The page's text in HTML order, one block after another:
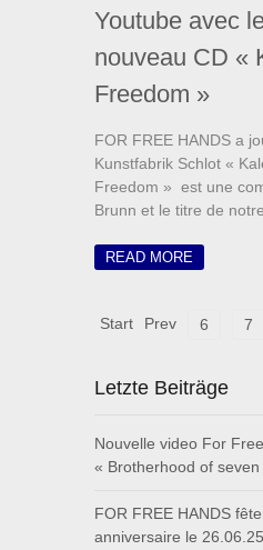
Youtube avec
nouveau CD «
Freedom »
FOR FREE HANDS a
Kunstfabrik Schlot «
Freedom » est une
Brunn et le titre de
READ MORE
Start Prev 6 7
Letzte Beiträge
Nouvelle video For
« Brotherhood of seven
FOR FREE HANDS
anniversaire le